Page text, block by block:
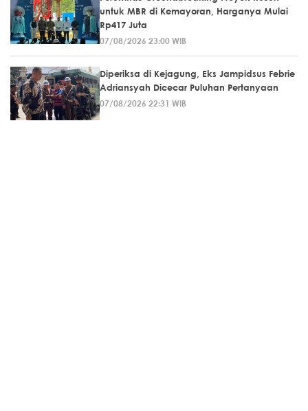
untuk MBR di Kemayoran, Harganya Mulai
Rp417 Juta
07/08/2026 23:00 WIB
Diperiksa di Kejagung, Eks Jampidsus Febrie
Adriansyah Dicecar Puluhan Pertanyaan
07/08/2026 22:31 WIB